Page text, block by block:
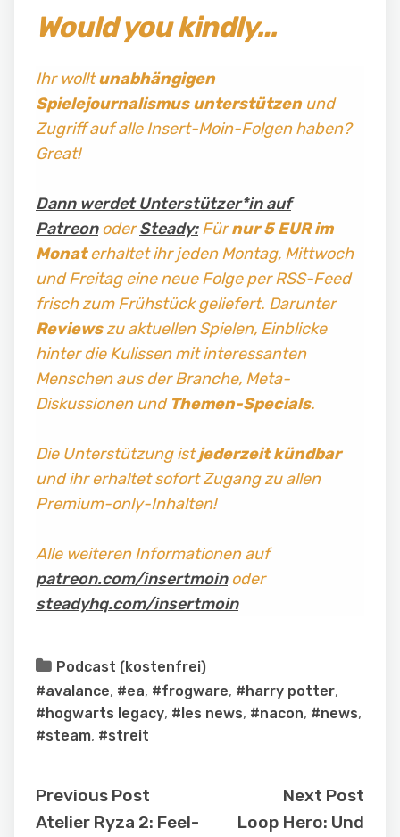
Would you kindly…
Ihr wolltunabhängigen
Spielejournalismus unterstützenund
Zugriff auf alle Insert-Moin-Folgen haben?
Great!
Dann werdet Unterstützer*in auf
PatreonoderSteady:Fürnur 5 EUR im
Monaterhaltet ihr jeden Montag, Mittwoch
und Freitag eine neue Folge per RSS-Feed
frisch zum Frühstück geliefert. Darunter
Reviewszu aktuellen Spielen, Einblicke
hinter die Kulissen mit interessanten
Menschen aus der Branche, Meta-
Diskussionen und Themen-Specials.
Die Unterstützung istjederzeit kündbar
und ihr erhaltet sofort Zugang zu allen
Premium-only-Inhalten!
Alle weiteren Informationen auf
patreon.com/insertmoinoder
steadyhq.com/insertmoin
Podcast (kostenfrei)
#avalance, #ea, #frogware, #harry potter,
#hogwarts legacy, #les news, #nacon, #news,
#steam, #streit
Previous Post
Atelier Ryza 2: Feel-
Next Post
Loop Hero: Und